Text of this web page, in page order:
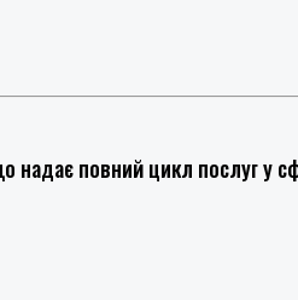
надає повний цикл послуг у